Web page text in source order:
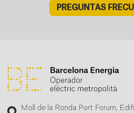
PREGUNTAS
Moll de la Ronda Port Forum,